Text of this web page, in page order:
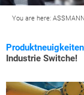
You are here:
Industrie Switche!